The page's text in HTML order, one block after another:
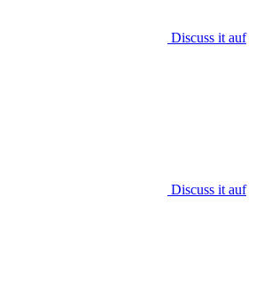
Discuss it auf
Discuss it auf